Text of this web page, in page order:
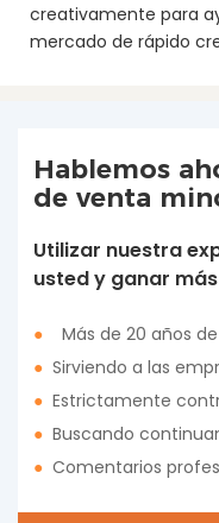
creativamente para
mercado de rápido
Hablemos
de venta
Utilizar nuestra
usted y ganar
●
Más de 20 años
●Sirviendo a las
●Estrictamente
●Buscando
●Comentarios